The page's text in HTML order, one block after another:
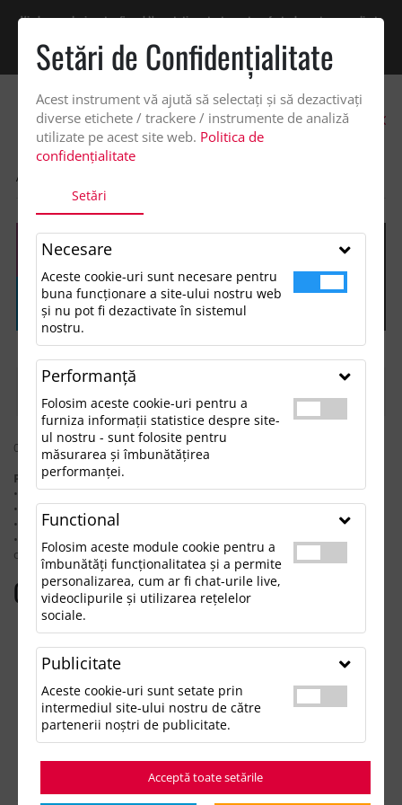
Vindem exclusiv catre firme! Ne puteti contacta pentru oferta de pret personalizata
discount suplimentar de 2% -Cumpără acum!
ACASA
0 rezultate pentru: "syntheticleathertray"
Pentru a găsi produsul dorit, încearcă următoarele:
• Verifică dacă ai scris corect termenii.
• Încearcă să foloseşti sinonime.
• Încearcă din nou, folosind o căutare mai generală.
• Ne poţi contacta telefonic la 021.336.03.32 sau prin email la
office@updateadv.ro şi te ajutăm să găseşti produsul dorit.
Categorii populare
Accesorii birou
Accesorii mancare si bautura
Accesorii Tech si Gadgeturi
Haine de Munca
Imbracaminte si Accesorii
Lifestyle si Timp Liber
Ocazii și Evenimente Tematice
Setări de Confidenţialitate
Acest instrument vă ajută să selectați și să dezactivați
diverse etichete / trackere / instrumente de analiză
utilizate pe acest site web. Politica de
confidențialitate
Setări
Necesare
Aceste cookie-uri sunt necesare pentru
buna funcționare a site-ului nostru web
și nu pot fi dezactivate în sistemul
nostru.
Performanţă
Folosim aceste cookie-uri pentru a
furniza informații statistice despre site-
ul nostru - sunt folosite pentru
măsurarea și îmbunătățirea
performanței.
Functional
Folosim aceste module cookie pentru a
îmbunătăți funcționalitatea și a permite
personalizarea, cum ar fi chat-urile live,
videoclipurile și utilizarea rețelelor
sociale.
Publicitate
Aceste cookie-uri sunt setate prin
intermediul site-ului nostru de către
partenerii noștri de publicitate.
Acceptă toate setările